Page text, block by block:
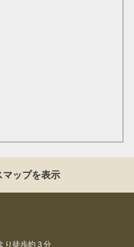
マップを表示
り徒歩約３分